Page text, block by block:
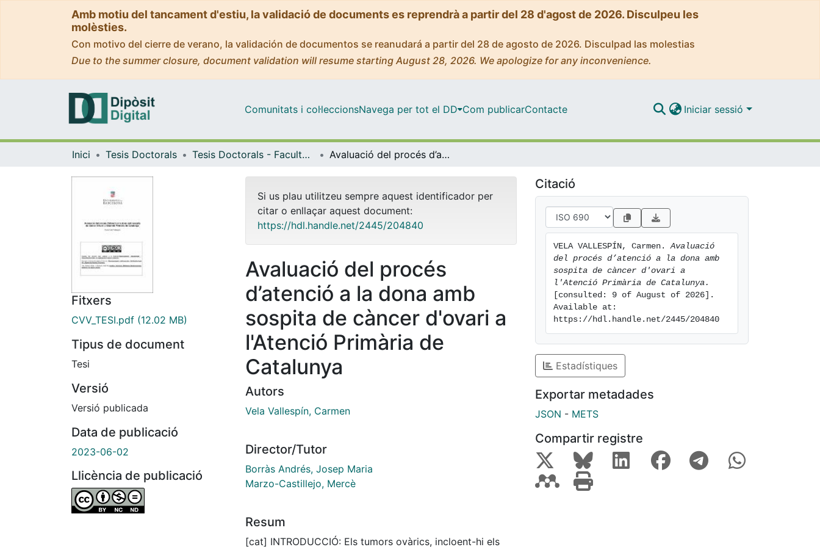
Amb motiu del tancament d'estiu, la validació de documents es reprendrà a partir del 28 d'agost de 2026. Disculpeu les
molèsties.
Con motivo del cierre de verano, la validación de documentos se reanudará a partir del 28 de agosto de 2026. Disculpad las molestias
Due to the summer closure, document validation will resume starting August 28, 2026. We apologize for any inconvenience.
Comunitats i col·leccionsNavega per tot el DD Com publicarContacte Iniciar sessió
Inici Tesis Doctorals Tesis Doctorals - Facultat - Medicina i Ciències de la Salut Avaluació del procés d’atenció a la dona amb sospita de càncer d'ovari a l'Atenció Primària de Catalunya
Fitxers
CVV_TESI.pdf (12.02 MB)
Tipus de document
Tesi
Versió
Versió publicada
Data de publicació
2023-06-02
Llicència de publicació
Si us plau utilitzeu sempre aquest identificador per
citar o enllaçar aquest document:
https://hdl.handle.net/2445/204840
Avaluació del procés
d’atenció a la dona amb
sospita de càncer d'ovari a
l'Atenció Primària de
Catalunya
Autors
Vela Vallespín, Carmen
Director/Tutor
Borràs Andrés, Josep Maria
Marzo-Castillejo, Mercè
Resum
[cat] INTRODUCCIÓ: Els tumors ovàrics, incloent-hi els
Citació
VELA VALLESPÍN, Carmen. Avaluació
del procés d’atenció a la dona amb
sospita de càncer d'ovari a
l'Atenció Primària de Catalunya.
[consulted: 9 of August of 2026].
Available at:
https://hdl.handle.net/2445/204840
Estadístiques
Exportar metadades
JSON - METS
Compartir registre